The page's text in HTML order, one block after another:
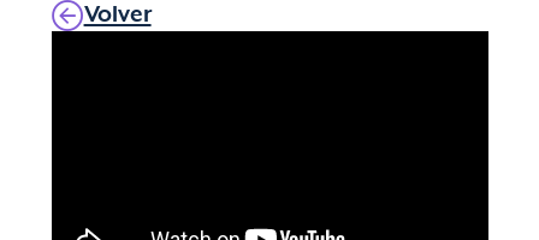
Volver